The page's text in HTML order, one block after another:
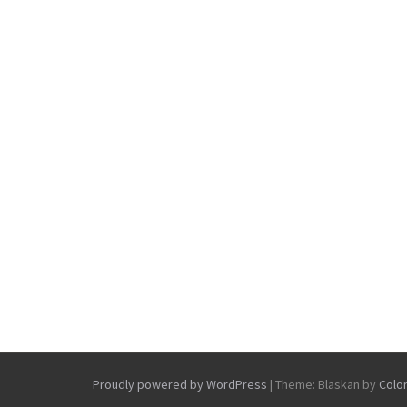
Proudly powered by WordPress | Theme: Blaskan by